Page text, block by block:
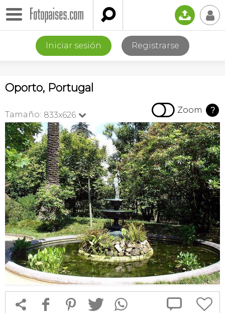
 📤 👤
Iniciar sesión Registrarse
Oporto, Portugal
Tamaño: 833x626   Zoom ?
 f 1 T  